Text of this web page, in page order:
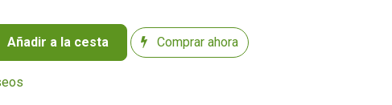
Añadir a la cesta Comprar ahora